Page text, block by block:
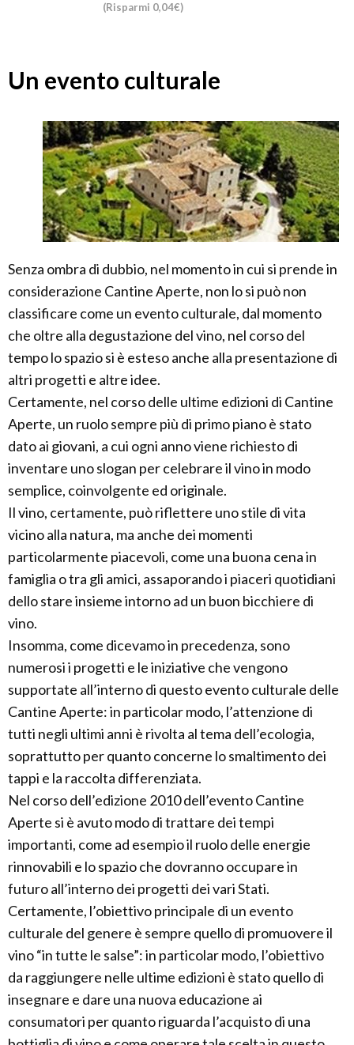
(Risparmi 0,04€)
Un evento culturale
Senza ombra di dubbio, nel momento in cui si prende in
considerazione Cantine Aperte, non lo si può non
classificare come un evento culturale, dal momento
che oltre alla degustazione del vino, nel corso del
tempo lo spazio si è esteso anche alla presentazione di
altri progetti e altre idee.
Certamente, nel corso delle ultime edizioni di Cantine
Aperte, un ruolo sempre più di primo piano è stato
dato ai giovani, a cui ogni anno viene richiesto di
inventare uno slogan per celebrare il vino in modo
semplice, coinvolgente ed originale.
Il vino, certamente, può riflettere uno stile di vita
vicino alla natura, ma anche dei momenti
particolarmente piacevoli, come una buona cena in
famiglia o tra gli amici, assaporando i piaceri quotidiani
dello stare insieme intorno ad un buon bicchiere di
vino.
Insomma, come dicevamo in precedenza, sono
numerosi i progetti e le iniziative che vengono
supportate all’interno di questo evento culturale delle
Cantine Aperte: in particolar modo, l’attenzione di
tutti negli ultimi anni è rivolta al tema dell’ecologia,
soprattutto per quanto concerne lo smaltimento dei
tappi e la raccolta differenziata.
Nel corso dell’edizione 2010 dell’evento Cantine
Aperte si è avuto modo di trattare dei tempi
importanti, come ad esempio il ruolo delle energie
rinnovabili e lo spazio che dovranno occupare in
futuro all’interno dei progetti dei vari Stati.
Certamente, l’obiettivo principale di un evento
culturale del genere è sempre quello di promuovere il
vino “in tutte le salse”: in particolar modo, l’obiettivo
da raggiungere nelle ultime edizioni è stato quello di
insegnare e dare una nuova educazione ai
consumatori per quanto riguarda l’acquisto di una